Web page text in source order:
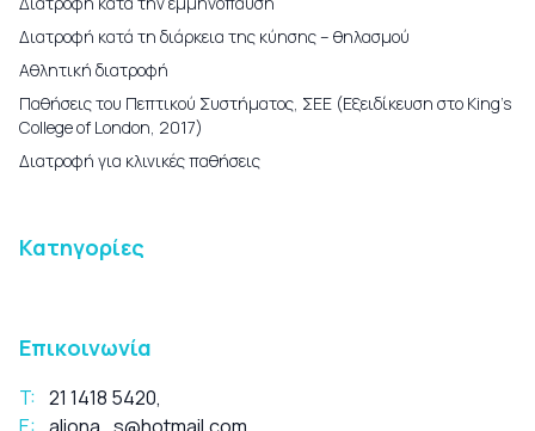
Διατροφή κατά τη διάρκεια της κύησης – θηλασμού
Αθλητική διατροφή
Παθήσεις του Πεπτικού Συστήματος, ΣΕΕ (Εξειδίκευση στο King’s
College of London, 2017)
Διατροφή για κλινικές παθήσεις
Κατηγορίες
Επικοινωνία
T: 21 1418 5420,